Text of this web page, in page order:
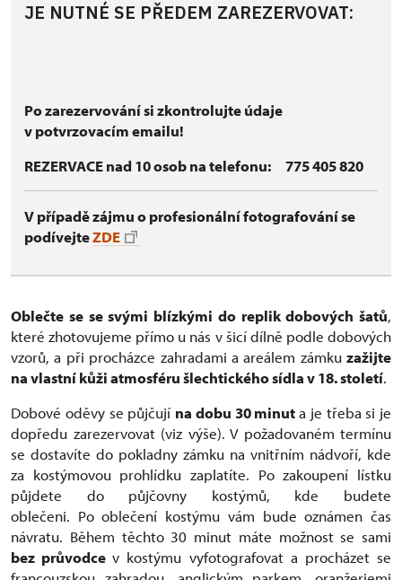
JE NUTNÉ SE PŘEDEM ZAREZERVOVAT:
Po zarezervování si zkontrolujte údaje
v potvrzovacím emailu!
REZERVACE nad 10 osob na telefonu:
775 405 820
V případě zájmu o profesionální fotografování se
podívejteZDE
Oblečte se se svými blízkými do replik dobových šatů,
které zhotovujeme přímo u nás v šicí dílně podle dobových
vzorů, a při procházce zahradami a areálem zámku zažijte
na vlastní kůži atmosféru šlechtického sídla v 18. století.
Dobové oděvy se půjčují na dobu 30 minuta je třeba si je
dopředu zarezervovat (viz výše). V požadovaném termínu
se dostavíte do pokladny zámku na vnitřním nádvoří, kde
za kostýmovou prohlídku zaplatíte. Po zakoupení lístku
půjdete do půjčovny kostýmů, kde budete
oblečeni. Po oblečení kostýmu vám bude oznámen čas
návratu. Během těchto 30 minut máte možnost se sami
bez průvodcev kostýmu vyfotografovat a procházet se